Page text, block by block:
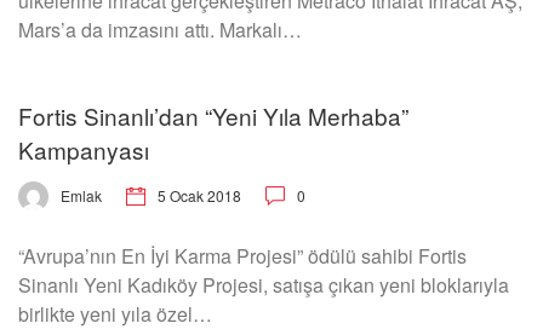
Mars’a da imzasını attı. Markalı…
Fortis Sinanlı’dan “Yeni Yıla Merhaba”
Kampanyası
Emlak 5 Ocak 2018 0
“Avrupa’nın En İyi Karma Projesi” ödülü sahibi Fortis
Sinanlı Yeni Kadıköy Projesi, satışa çıkan yeni bloklarıyla
birlikte yeni yıla özel…